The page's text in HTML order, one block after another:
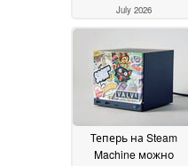
July 2026
Теперь на Steam
Machine можно